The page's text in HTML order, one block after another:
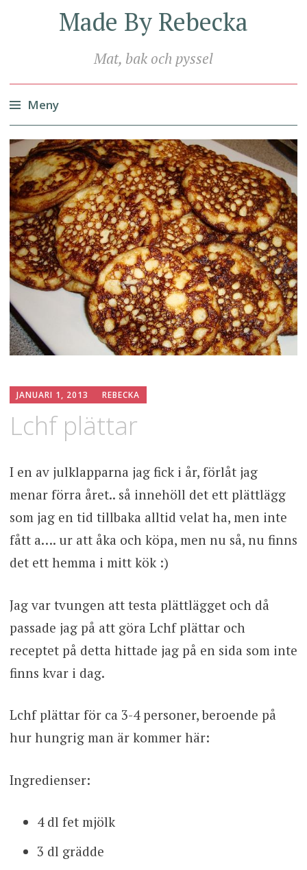
Made By Rebecka
Mat, bak och pyssel
Meny
Hoppa
till
innehåll
JANUARI 1, 2013 REBECKA
Lchf plättar
I en av julklapparna jag fick i år, förlåt jag
menar förra året.. så innehöll det ett plättlägg
som jag en tid tillbaka alltid velat ha, men inte
fått a…. ur att åka och köpa, men nu så, nu finns
det ett hemma i mitt kök :)
Jag var tvungen att testa plättlägget och då
passade jag på att göra Lchf plättar och
receptet på detta hittade jag på en sida som inte
finns kvar i dag.
Lchf plättar för ca 3-4 personer, beroende på
hur hungrig man är kommer här:
Ingredienser:
4 dl fet mjölk
3 dl grädde